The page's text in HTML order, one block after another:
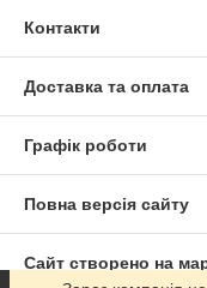
Контакти
Доставка та оплата
Графік роботи
Повна версія сайту
Сайт створено на